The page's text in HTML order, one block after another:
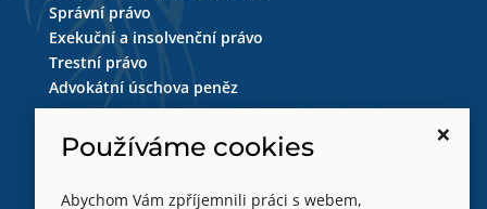
Správní právo
Exekuční a insolvenční právo
Trestní právo
Advokátní úschova peněz
Sledujte nás ×
Používáme cookies
Abychom Vám zpříjemnili práci s webem,